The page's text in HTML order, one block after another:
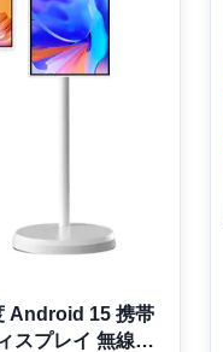
Android 15 携帯
スプレイ 無線床